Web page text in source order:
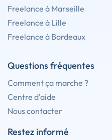
Freelance à Marseille
Freelance à Lille
Freelance à Bordeaux
Questions fréquentes
Comment ça marche ?
Centre d'aide
Nous contacter
Restez informé